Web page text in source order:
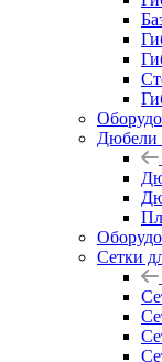
Дюбели
Сетки